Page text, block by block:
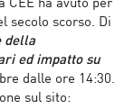
CEE ha avuto per
secolo scorso. Di
della
ed impatto su
dalle ore 14:30.
sul sito: